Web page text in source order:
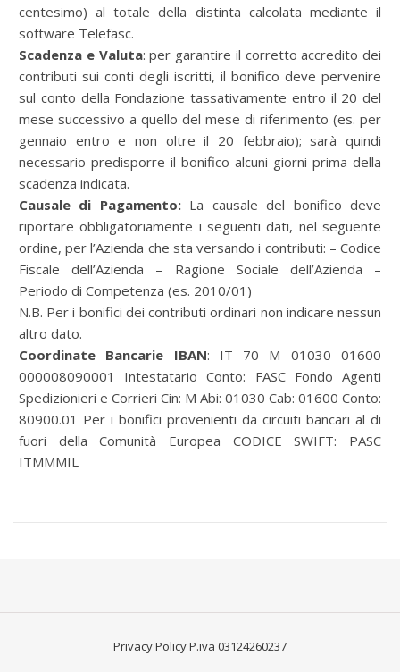
centesimo) al totale della distinta calcolata mediante il
software Telefasc.
Scadenza e Valuta: per garantire il corretto accredito dei
contributi sui conti degli iscritti, il bonifico deve pervenire
sul conto della Fondazione tassativamente entro il 20 del
mese successivo a quello del mese di riferimento (es. per
gennaio entro e non oltre il 20 febbraio); sarà quindi
necessario predisporre il bonifico alcuni giorni prima della
scadenza indicata.
Causale di Pagamento:La causale del bonifico deve
riportare obbligatoriamente i seguenti dati, nel seguente
ordine, per l’Azienda che sta versando i contributi: – Codice
Fiscale dell’Azienda – Ragione Sociale dell’Azienda –
Periodo di Competenza (es. 2010/01)
N.B. Per i bonifici dei contributi ordinari non indicare nessun
altro dato.
Coordinate Bancarie IBAN: IT 70 M 01030 01600
000008090001 Intestatario Conto: FASC Fondo Agenti
Spedizionieri e Corrieri Cin: M Abi: 01030 Cab: 01600 Conto:
80900.01 Per i bonifici provenienti da circuiti bancari al di
fuori della Comunità Europea CODICE SWIFT: PASC
ITMMMIL
Privacy PolicyP.iva 03124260237